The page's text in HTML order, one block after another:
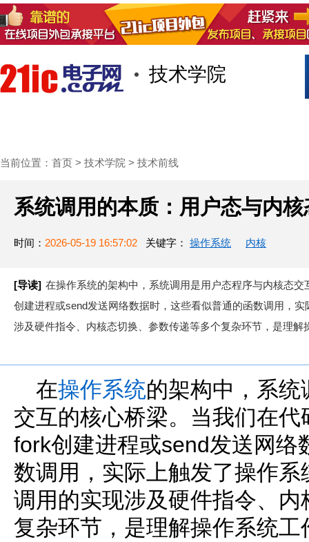
技术学院
当前位置： 首页 > 技术学院 > 技术前线
系统调用的本质：用户态与内
时间： 2026-05-19 16:57:02 关键字： 操作系统 内核
[导读] 在操作系统的架构中，系统调用是用户态程序与内核态
创建进程或send发送网络数据时，这些看似普通的函数调用，
涉及硬件指令、内核态切换、参数传递等多个复杂环节，是理解
在操作系统的架构中，系
交互的核心桥梁。当我们在
fork创建进程或send发送网络
数调用，实际上触发了操作
调用的实现涉及硬件指令、
复杂环节，是理解操作系统